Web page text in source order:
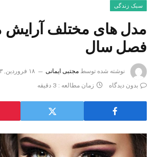
سبک زندگی
مدل های مختلف آرایش
فصل سال
نوشته شده توسط مجتبی ایمانی
۱۸ فروردین, ۱۴۰۳
بدون دیدگاه
زمان مطالعه : 3 دقیقه